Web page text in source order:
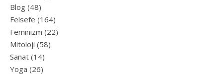
Blog (48)
Felsefe (164)
Feminizm (22)
Mitoloji (58)
Sanat (14)
Yoga (26)